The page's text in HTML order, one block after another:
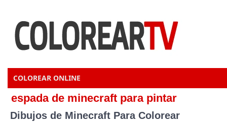
COLOREAR ONLINE
espada de minecraft para pintar
Dibujos de Minecraft Para Colorear